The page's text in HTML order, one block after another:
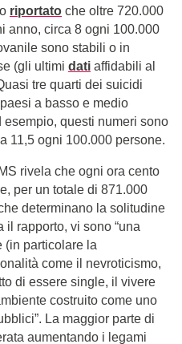
riportato che oltre 720.000
anno, circa 8 ogni 100.000
sono stabili o in
(gli ultimi dati affidabili al
tre quarti dei suicidi
a basso e medio
questi numeri sono
11,5 ogni 100.000 persone.
rivela che ogni ora cento
per un totale di 871.000
determinano la solitudine
il rapporto, vi sono “una
(in particolare la
come il nevroticismo,
di essere single, il vivere
costruito come uno
La maggior parte di
aumentando i legami